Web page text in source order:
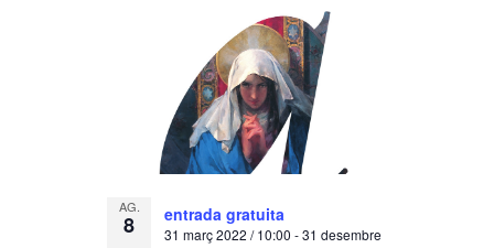
AG.
8 31 març 2022 / 10:00 -31 desembre
entrada gratuita